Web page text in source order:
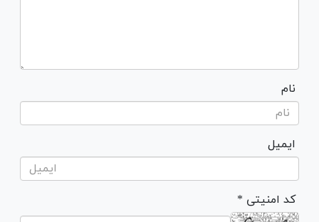
نام
ایمیل
* کد امنیتی